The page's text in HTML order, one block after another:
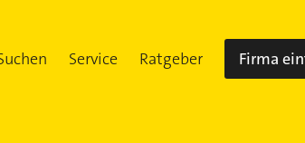
Service Ratgeber Firma